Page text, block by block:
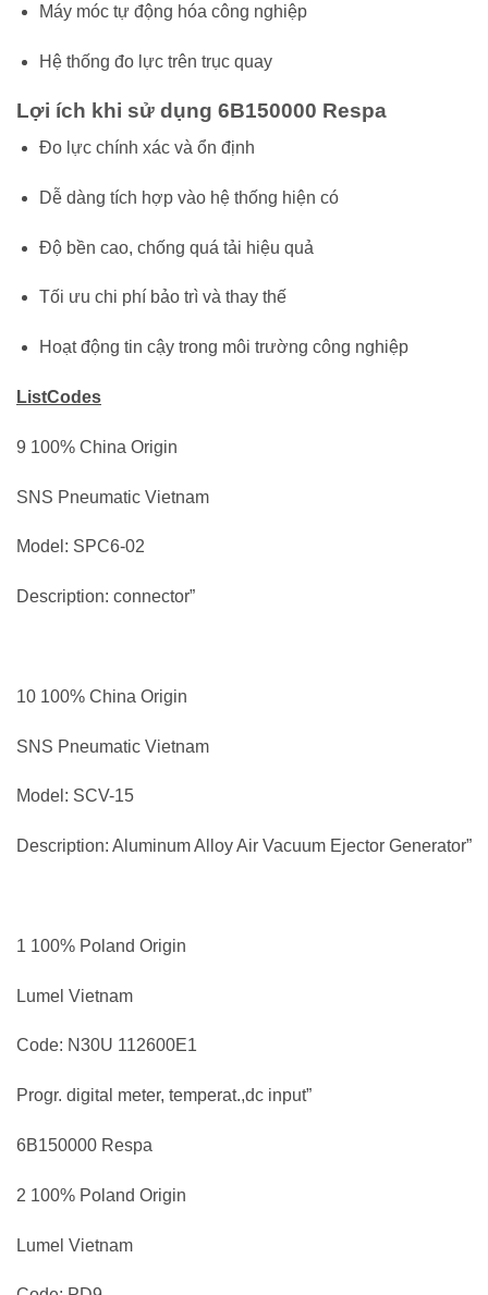
Máy móc tự động hóa công nghiệp
Hệ thống đo lực trên trục quay
Lợi ích khi sử dụng 6B150000 Respa
Đo lực chính xác và ổn định
Dễ dàng tích hợp vào hệ thống hiện có
Độ bền cao, chống quá tải hiệu quả
Tối ưu chi phí bảo trì và thay thế
Hoạt động tin cậy trong môi trường công nghiệp
ListCodes
9 100% China Origin
SNS Pneumatic Vietnam
Model: SPC6-02
Description: connector”
10 100% China Origin
SNS Pneumatic Vietnam
Model: SCV-15
Description: Aluminum Alloy Air Vacuum Ejector Generator”
1 100% Poland Origin
Lumel Vietnam
Code: N30U 112600E1
Progr. digital meter, temperat.,dc input”
6B150000 Respa
2 100% Poland Origin
Lumel Vietnam